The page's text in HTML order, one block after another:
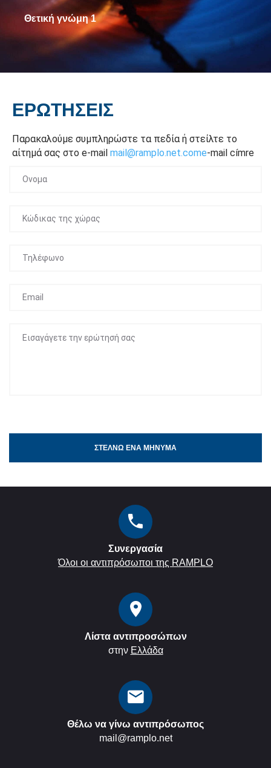
Θετική γνώμη 1
ΕΡΩΤΉΣΕΙΣ
Παρακαλούμε συμπληρώστε τα πεδία ή στείλτε το
αίτημά σας στο e-mail mail@ramplo.net.come-mail címre
ΣΤΈΛΝΩ ΈΝΑ ΜΉΝΥΜΑ
Συνεργασία
Όλοι οι αντιπρόσωποι της RAMPLO
Λίστα αντιπροσώπων
στην Ελλάδα
Θέλω να γίνω αντιπρόσωπος
mail@ramplo.net